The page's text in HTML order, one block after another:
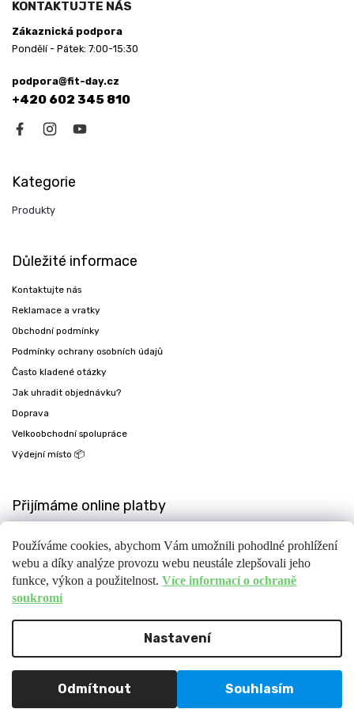
Používáme cookies, abychom Vám umožnili pohodlné prohlížení
webu a díky analýze provozu webu neustále zlepšovali jeho
funkce, výkon a použitelnost. Více informací o ochraně
soukromí
Nastavení
Odmítnout Souhlasím
KONTAKTUJTE NÁS
Zákaznická podpora
Pondělí - Pátek: 7:00-15:30
podpora@fit-day.cz
+420 602 345 810
Kategorie
Produkty
Důležité informace
Kontaktujte nás
Reklamace a vratky
Obchodní podmínky
Podmínky ochrany osobních údajů
Často kladené otázky
Jak uhradit objednávku?
Doprava
Velkoobchodní spolupráce
Výdejní místo 📦
Přijímáme online platby
Fit-day. Všechna práva vyhrazena.
Upravit nastavení cookies
| Platforma